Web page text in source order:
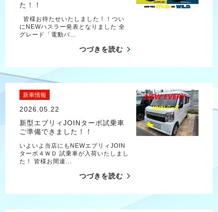
た！！
皆様お待たせいたしました！！つい
にNEWハスラー発表となりました 全
グレード「電動パ…
つづきを読む
新車情報
2026.05.22
新型エブリィJOINターボ試乗車
ご準備できました！！
いよいよ当店にもNEWエブリィJOIN
ターボ４ＷＤ 試乗車が入荷いたしまし
た！ 皆様お間違…
つづきを読む